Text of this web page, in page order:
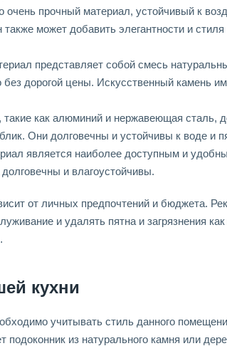
очень прочный материал, устойчивый к
может добавить элегантности и
представляет собой смесь
без дорогой цены. Искусственный камень
такие как алюминий и нержавеющая сталь,
Они долговечны и устойчивы к воде и
является наиболее доступным и
и влагоустойчивы.
от личных предпочтений и бюджета.
и удалять пятна и загрязнения
кухни
учитывать стиль данного
подоконник из натурального камня или